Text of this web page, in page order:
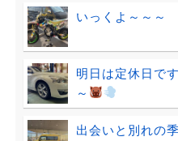
いっくよ～～～
明日は定休日です
～
出会いと別れの